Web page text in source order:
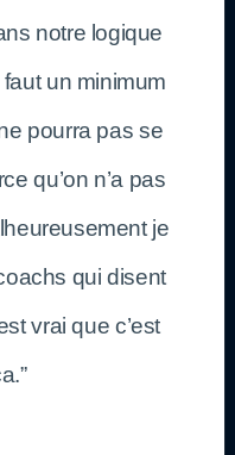
notre logique
faut un minimum
pourra pas se
qu’on n’a pas
je
qui disent
vrai que c’est